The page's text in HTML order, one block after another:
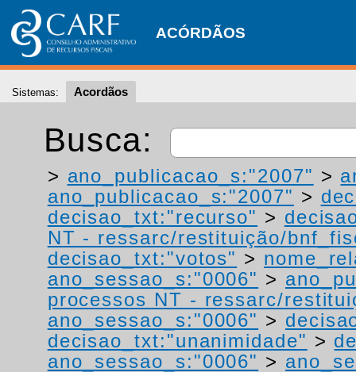
ACÓRDÃOS
Sistemas: Acordãos
Busca:
> ano_publicacao_s:"2007" >
ano_publicacao_s:"2007" >
decisao_txt:"recurso" >
NT - ressarc/restituição/
decisao_txt:"votos" >
ano_sessao_s:"0006" >
processos NT - ressarc/
ano_sessao_s:"0006" >
decisao_txt:"unanimidade" >
ano_sessao_s:"0006" >